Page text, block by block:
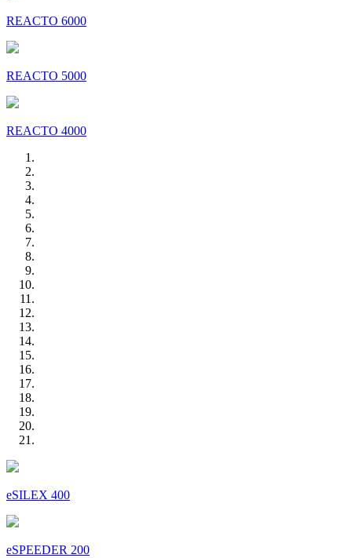
REACTO 6000
REACTO 5000
REACTO 4000
eSILEX 400
eSPEEDER 200